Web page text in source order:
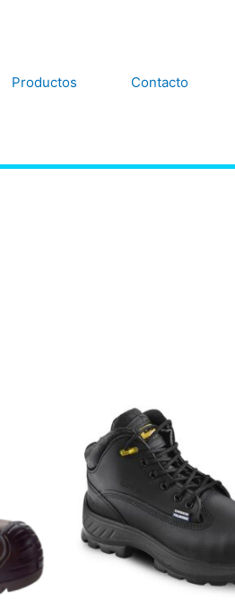
Productos Contacto